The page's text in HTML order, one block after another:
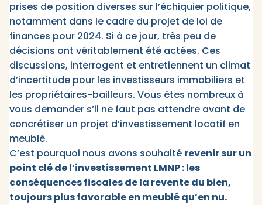
prises de position diverses sur l’échiquier politique,
notamment dans le cadre du projet de loi de
finances pour 2024. Si à ce jour, très peu de
décisions ont véritablement été actées. Ces
discussions, interrogent et entretiennent un climat
d’incertitude pour les investisseurs immobiliers et
les propriétaires-bailleurs. Vous êtes nombreux à
vous demander s’il ne faut pas attendre avant de
concrétiser un projet d’investissement locatif en
meublé.
C’est pourquoi nous avons souhaité revenir sur un
point clé de l’investissement LMNP : les
conséquences fiscales de la revente du bien,
toujours plus favorable en meublé qu’en nu.